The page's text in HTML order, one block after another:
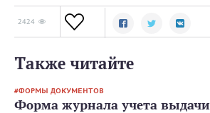
2424
Также читайте
ФОРМЫ ДОКУМЕНТОВ
Форма журнала учета выдачи